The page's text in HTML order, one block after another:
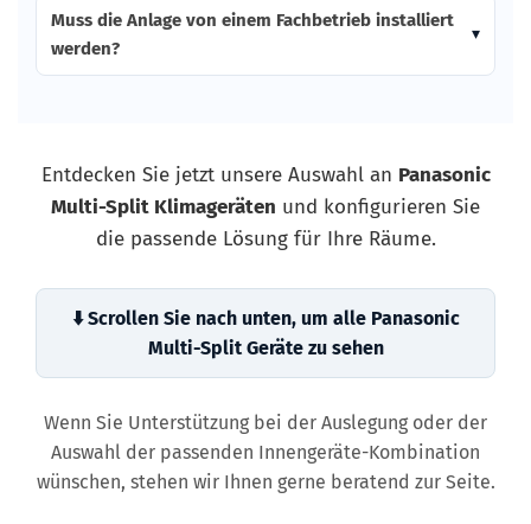
Muss die Anlage von einem Fachbetrieb installiert
werden?
Entdecken Sie jetzt unsere Auswahl an Panasonic
Multi-Split Klimageräten und konfigurieren Sie
die passende Lösung für Ihre Räume.
⬇️ Scrollen Sie nach unten, um alle Panasonic
Multi-Split Geräte zu sehen
Wenn Sie Unterstützung bei der Auslegung oder der
Auswahl der passenden Innengeräte-Kombination
wünschen, stehen wir Ihnen gerne beratend zur Seite.